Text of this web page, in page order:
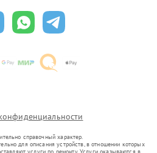
справочный характер.
для описания устройств, в отношении которых